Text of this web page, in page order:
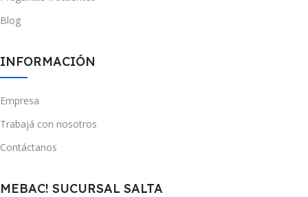
Blog
INFORMACIÓN
Empresa
Trabajá con nosotros
Contáctanos
MEBAC! SUCURSAL SALTA